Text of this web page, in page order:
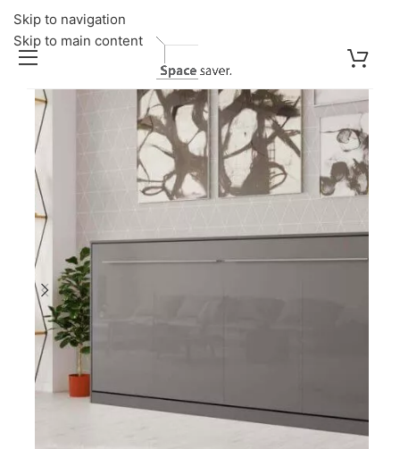
Skip to navigation
Skip to main content